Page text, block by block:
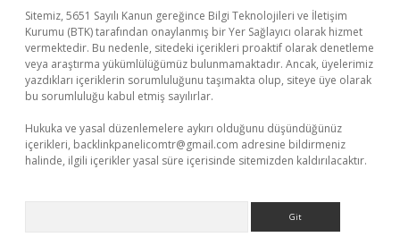
Sitemiz, 5651 Sayılı Kanun gereğince Bilgi Teknolojileri ve İletişim
Kurumu (BTK) tarafından onaylanmış bir Yer Sağlayıcı olarak hizmet
vermektedir. Bu nedenle, sitedeki içerikleri proaktif olarak denetleme
veya araştırma yükümlülüğümüz bulunmamaktadır. Ancak, üyelerimiz
yazdıkları içeriklerin sorumluluğunu taşımakta olup, siteye üye olarak
bu sorumluluğu kabul etmiş sayılırlar.
Hukuka ve yasal düzenlemelere aykırı olduğunu düşündüğünüz
içerikleri, backlinkpanelicomtr@gmail.com adresine bildirmeniz
halinde, ilgili içerikler yasal süre içerisinde sitemizden kaldırılacaktır.